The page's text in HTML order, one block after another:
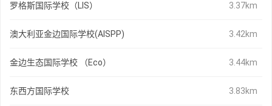
罗格斯国际学校（LIS） 3.37km
澳大利亚金边国际学校(AISPP) 3.42km
金边生态国际学校 （Eco） 3.44km
东西方国际学校 3.83km